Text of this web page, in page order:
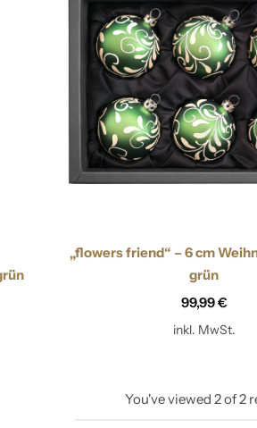
„flowers friend“ – 6 cm
grün
99,99€
inkl. MwSt.
You've viewed 2of2